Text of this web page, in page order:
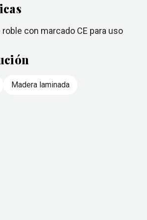
con marcado CE para uso
Madera laminada